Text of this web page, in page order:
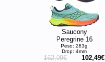
Saucony
Peregrine 16
Peso: 283g
Drop: 4mm
162,99€ 102,49€